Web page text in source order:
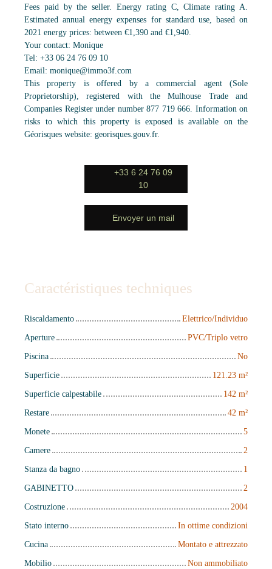
Fees paid by the seller. Energy rating C, Climate rating A.
Estimated annual energy expenses for standard use, based on
2021 energy prices: between €1,390 and €1,940.
Your contact: Monique
Tel: +33 06 24 76 09 10
Email: monique@immo3f.com
This property is offered by a commercial agent (Sole
Proprietorship), registered with the Mulhouse Trade and
Companies Register under number 877 719 666. Information on
risks to which this property is exposed is available on the
Géorisques website: georisques.gouv.fr.
+33 6 24 76 09
10
Envoyer un mail
Caractéristiques techniques
Riscaldamento
Elettrico/Individuo
Aperture
PVC/Triplo vetro
Piscina
No
Superficie
121.23 m²
Superficie calpestabile
142 m²
Restare
42 m²
Monete
5
Camere
2
Stanza da bagno
1
GABINETTO
2
Costruzione
2004
Stato interno
In ottime condizioni
Cucina
Montato e attrezzato
Mobilio
Non ammobiliato